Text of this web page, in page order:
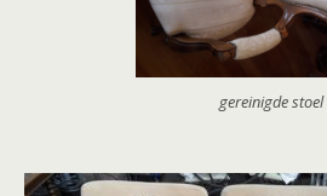
gereinigde stoel